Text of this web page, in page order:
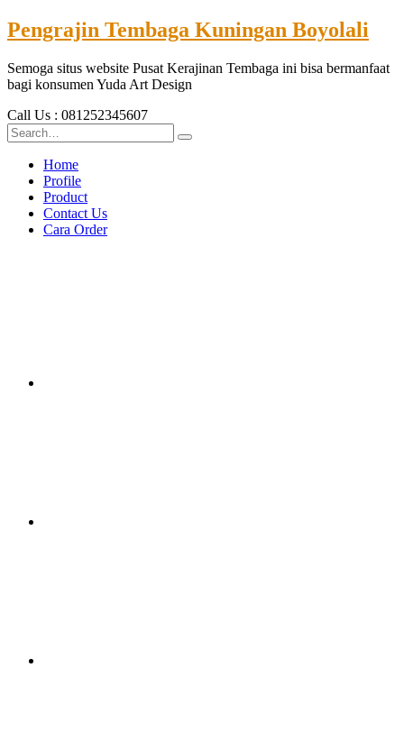
Pengrajin Tembaga Kuningan Boyolali
Semoga situs website Pusat Kerajinan Tembaga ini bisa bermanfaat
bagi konsumen Yuda Art Design
Call Us : 081252345607
Home
Profile
Product
Contact Us
Cara Order